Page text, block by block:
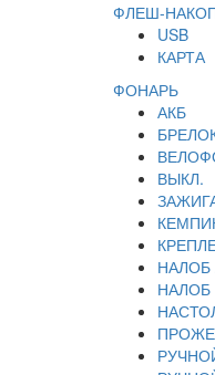
ФЛЕШ-
USB
КАРТА
ФОНАРЬ
АКБ
ВЫКЛ.
НАЛОБ
НАЛОБ